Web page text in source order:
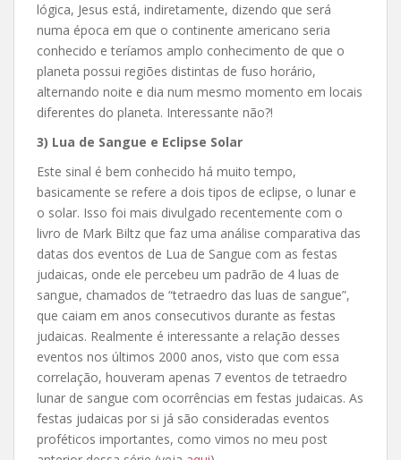
lógica, Jesus está, indiretamente, dizendo que será
numa época em que o continente americano seria
conhecido e teríamos amplo conhecimento de que o
planeta possui regiões distintas de fuso horário,
alternando noite e dia num mesmo momento em locais
diferentes do planeta. Interessante não?!
3) Lua de Sangue e Eclipse Solar
Este sinal é bem conhecido há muito tempo,
basicamente se refere a dois tipos de eclipse, o lunar e
o solar. Isso foi mais divulgado recentemente com o
livro de Mark Biltz que faz uma análise comparativa das
datas dos eventos de Lua de Sangue com as festas
judaicas, onde ele percebeu um padrão de 4 luas de
sangue, chamados de “tetraedro das luas de sangue”,
que caiam em anos consecutivos durante as festas
judaicas. Realmente é interessante a relação desses
eventos nos últimos 2000 anos, visto que com essa
correlação, houveram apenas 7 eventos de tetraedro
lunar de sangue com ocorrências em festas judaicas. As
festas judaicas por si já são consideradas eventos
proféticos importantes, como vimos no meu post